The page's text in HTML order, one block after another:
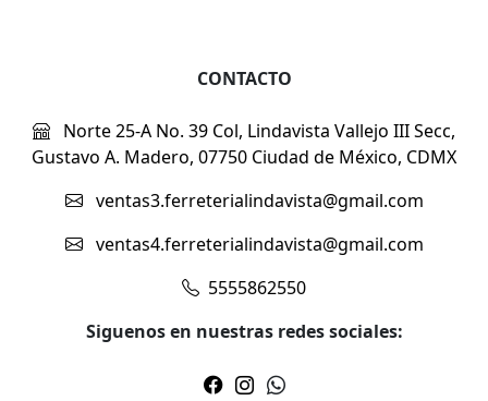
CONTACTO
Norte 25-A No. 39 Col, Lindavista Vallejo III Secc,
Gustavo A. Madero, 07750 Ciudad de México, CDMX
ventas3.ferreterialindavista@gmail.com
ventas4.ferreterialindavista@gmail.com
5555862550
Siguenos en nuestras redes sociales: